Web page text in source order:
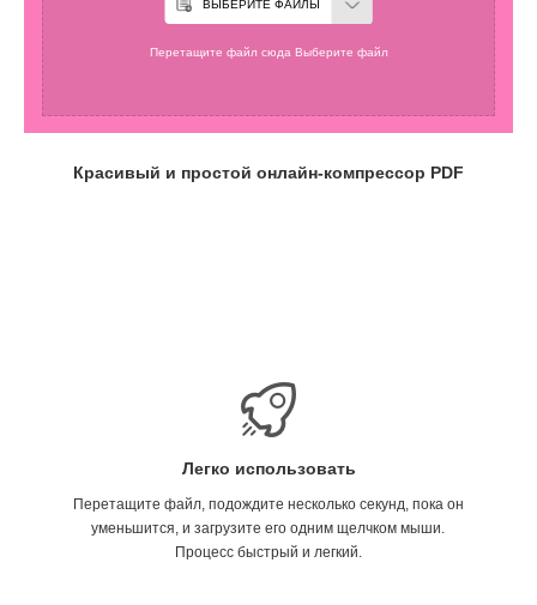
ВЫБЕРИТЕ ФАЙЛЫ
Перетащите файл сюда Выберите файл
Красивый и простой онлайн-компрессор PDF
Легко использовать
Перетащите файл, подождите несколько секунд, пока он
уменьшится, и загрузите его одним щелчком мыши.
Процесс быстрый и легкий.